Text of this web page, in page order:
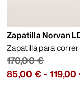
Zapatilla Norvan
Zapatilla para
170,00 €
85,00 €-